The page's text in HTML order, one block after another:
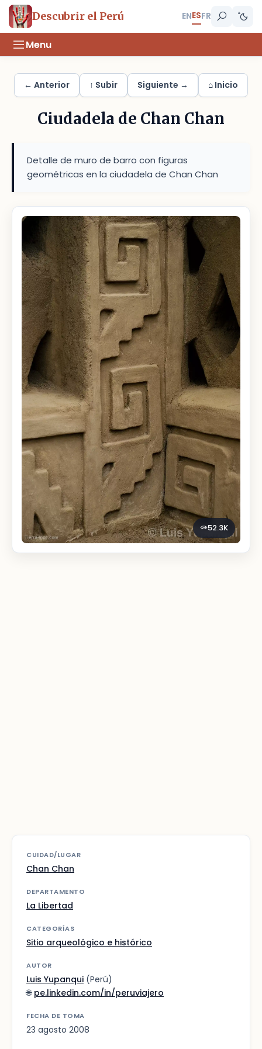
Descubrir el Perú ENESFR
Menu
← Anterior ↑ Subir Siguiente → ⌂ Inicio
Ciudadela de Chan Chan
Detalle de muro de barro con figuras
geométricas en la ciudadela de Chan Chan
52.3K
CUIDAD/LUGAR
Chan Chan
DEPARTAMENTO
La Libertad
CATEGORÍAS
Sitio arqueológico e histórico
AUTOR
Luis Yupanqui (Perú)
🌐 pe.linkedin.com/in/peruviajero
FECHA DE TOMA
23 agosto 2008